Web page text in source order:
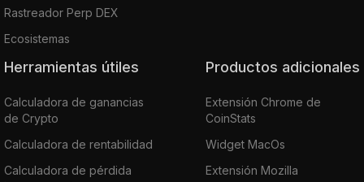
Rastreador Perp DEX
Ecosistemas
Herramientas útiles
Calculadora de ganancias
de Crypto
Calculadora de rentabilidad
Calculadora de pérdida
Productos adicionales
Extensión Chrome de
CoinStats
Widget MacOs
Extensión Mozilla